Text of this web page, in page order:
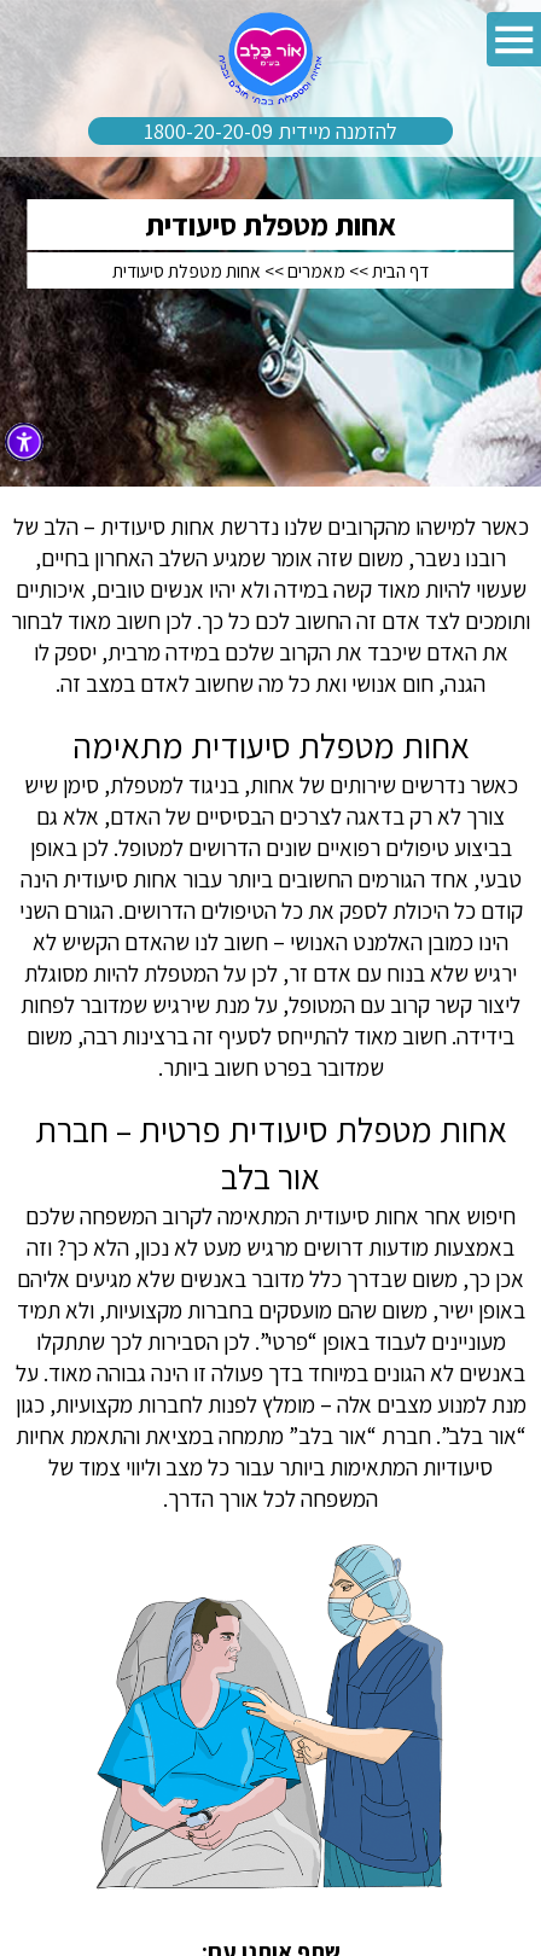
להזמנה מיידית 1800-20-20-09
אחות מטפלת סיעודית
דף הבית >> מאמרים>> אחות מטפלת סיעודית
כאשר למישהו מהקרובים שלנו נדרשת אחות סיעודית – הלב של
רובנו נשבר, משום שזה אומר שמגיע השלב האחרון בחיים,
שעשוי להיות מאוד קשה במידה ולא יהיו אנשים טובים, איכותיים
ותומכים לצד אדם זה החשוב לכם כל כך. לכן חשוב מאוד לבחור
את האדם שיכבד את הקרוב שלכם במידה מרבית, יספק לו
הגנה, חום אנושי ואת כל מה שחשוב לאדם במצב זה.
אחות מטפלת סיעודית מתאימה
כאשר נדרשים שירותים של אחות, בניגוד למטפלת, סימן שיש
צורך לא רק בדאגה לצרכים הבסיסיים של האדם, אלא גם
בביצוע טיפולים רפואיים שונים הדרושים למטופל. לכן באופן
טבעי, אחד הגורמים החשובים ביותר עבור אחות סיעודית הינה
קודם כל היכולת לספק את כל הטיפולים הדרושים. הגורם השני
הינו כמובן האלמנט האנושי – חשוב לנו שהאדם הקשיש לא
ירגיש שלא בנוח עם אדם זר, לכן על המטפלת להיות מסוגלת
ליצור קשר קרוב עם המטופל, על מנת שירגיש שמדובר לפחות
בידידה. חשוב מאוד להתייחס לסעיף זה ברצינות רבה, משום
שמדובר בפרט חשוב ביותר.
אחות מטפלת סיעודית פרטית – חברת
אור בלב
חיפוש אחר אחות סיעודית המתאימה לקרוב המשפחה שלכם
באמצעות מודעות דרושים מרגיש מעט לא נכון, הלא כך? וזה
אכן כך, משום שבדרך כלל מדובר באנשים שלא מגיעים אליהם
באופן ישיר, משום שהם מועסקים בחברות מקצועיות, ולא תמיד
מעוניינים לעבוד באופן “פרטי”. לכן הסבירות לכך שתתקלו
באנשים לא הגונים במיוחד בדך פעולה זו הינה גבוהה מאוד. על
מנת למנוע מצבים אלה – מומלץ לפנות לחברות מקצועיות, כגון
“אור בלב”. חברת “אור בלב” מתמחה במציאת והתאמת אחיות
סיעודיות המתאימות ביותר עבור כל מצב וליווי צמוד של
המשפחה לכל אורך הדרך.